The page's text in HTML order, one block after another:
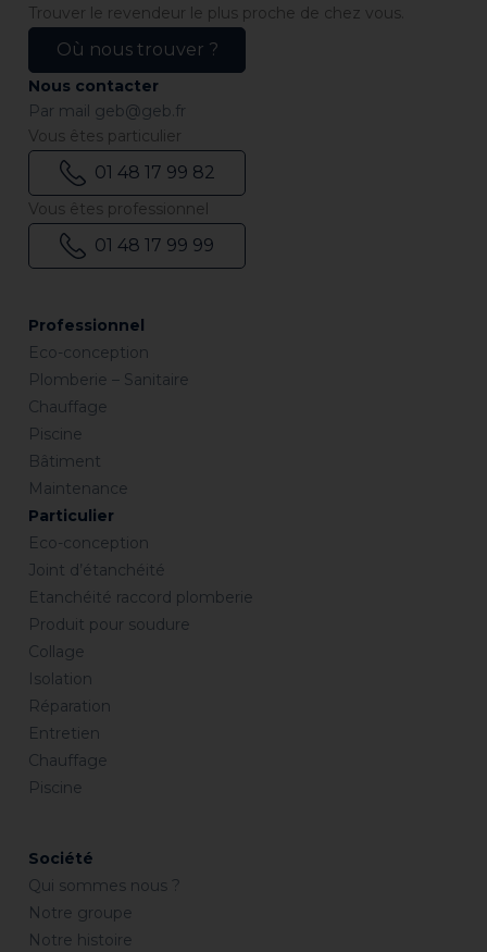
Professionnel
Eco-conception
Plomberie – Sanitaire
Chauffage
Piscine
Bâtiment
Maintenance
Particulier
Eco-conception
Joint d’étanchéité
Etanchéité raccord plomberie
Produit pour soudure
Collage
Isolation
Réparation
Entretien
Chauffage
Piscine
Société
Qui sommes nous ?
Notre groupe
Notre histoire
Trouver le revendeur le plus proche de chez vous.
Où nous trouver ?
Nous contacter
Par mail geb@geb.fr
Vous êtes particulier
01 48 17 99 82
Vous êtes professionnel
01 48 17 99 99